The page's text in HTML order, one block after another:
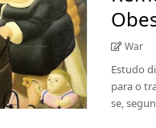
War
Estudo
para o
se,